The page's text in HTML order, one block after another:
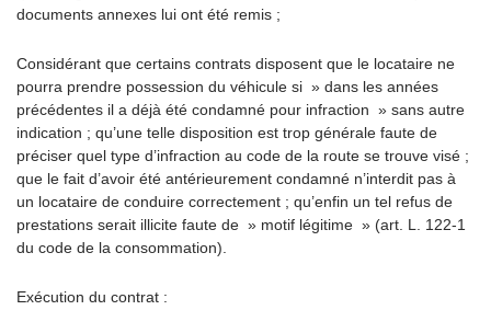
documents annexes lui ont été remis ;
Considérant que certains contrats disposent que le locataire ne
pourra prendre possession du véhicule si » dans les années
précédentes il a déjà été condamné pour infraction » sans autre
indication ; qu’une telle disposition est trop générale faute de
préciser quel type d’infraction au code de la route se trouve visé ;
que le fait d’avoir été antérieurement condamné n’interdit pas à
un locataire de conduire correctement ; qu’enfin un tel refus de
prestations serait illicite faute de » motif légitime » (art. L. 122-1
du code de la consommation).
Exécution du contrat :